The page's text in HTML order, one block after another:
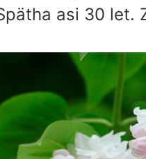
asi 30 let.